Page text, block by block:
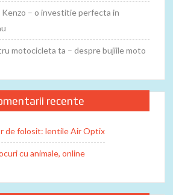
– o investitie perfecta in
motocicleta ta – despre bujiile moto
recente
de folosit: lentile Air Optix
cu animale, online